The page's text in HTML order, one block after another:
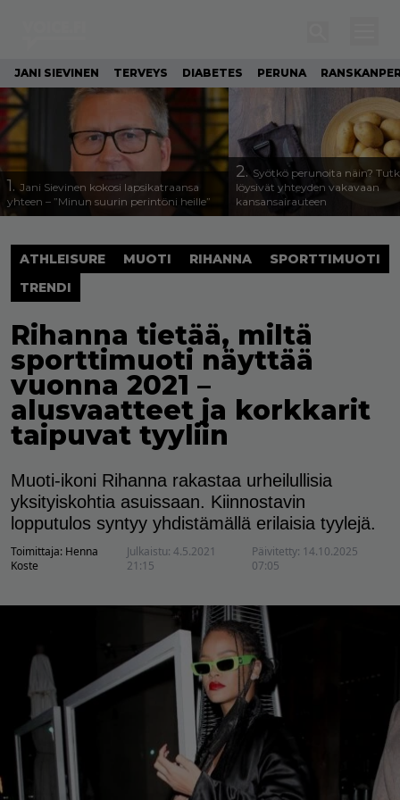
JANI SIEVINEN TERVEYS DIABETES PERUNA
1. Jani Sievinen kokosi lapsikatraansa
yhteen – ”Minun suurin perintöni heille”
2. Syötkö perunoita näin?
löysivät yhteyden vakavaan
kansansairauteen
ATHLEISURE MUOTI RIHANNA
SPORTTIMUOTI
TRENDI
Rihanna tietää, miltä
sporttimuoti näyttää
vuonna 2021 –
alusvaatteet ja korkkarit
taipuvat tyyliin
Muoti-ikoni Rihanna rakastaa urheilullisia
yksityiskohtia asuissaan. Kiinnostavin
lopputulos syntyy yhdistämällä erilaisia tyylejä.
Toimittaja: Henna
Koste
Julkaistu:4.5.2021
21:15
Päivitetty: 14.10.2025
07:05